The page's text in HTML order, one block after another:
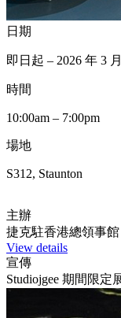
日期
即日起 – 2026 年 3
時間
10:00am – 7:00pm
場地
S312, Staunton
主辦
捷克駐香港總領事館
View details
宣傳
Studiojgee 期間限定